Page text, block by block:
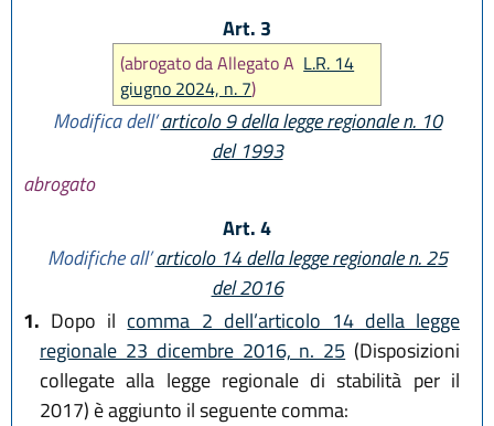
Art. 3
(abrogato da Allegato A L.R. 14
giugno 2024, n. 7)
Modifica dell’articolo 9 della legge regionale n. 10
del 1993
abrogato
Art. 4
Modifiche all’articolo 14 della legge regionale n. 25
del 2016
1. Dopo il comma 2 dell’articolo 14 della legge
regionale 23 dicembre 2016, n. 25 (Disposizioni
collegate alla legge regionale di stabilità per il
2017) è aggiunto il seguente comma: